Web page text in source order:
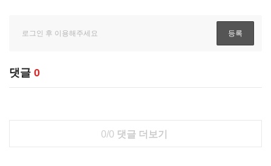
댓글 0
0/0 댓글 더보기